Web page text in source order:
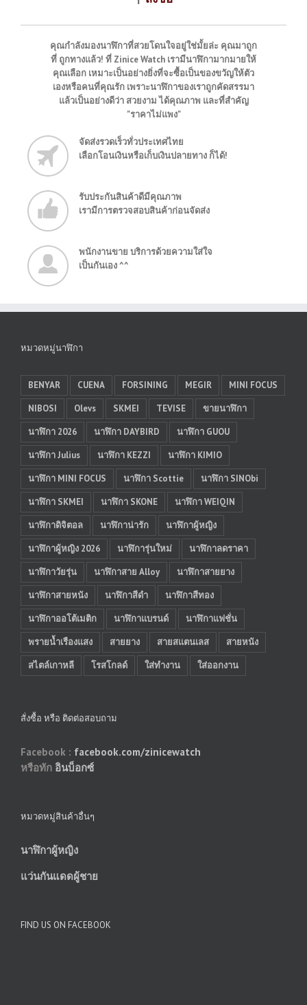
คุณกำลังมองนาฬิกาที่สวยโดนใจอยู่ใช่มั้ยล่ะ คุณมาถูก
ที่ ถูกทางแล้ว! ที่ Zinice Watch เรามีนาฬิกามากมายให้
คุณเลือก เหมาะเป็นอย่างยิ่งที่จะซื้อเป็นของขวัญให้ตัว
เองหรือคนที่คุณรัก เพราะนาฬิกาของเราถูกคัดสรรมา
แล้วเป็นอย่างดีว่า สวยงาม ได้คุณภาพ และที่สำคัญ
"ราคาไม่แพง"
จัดส่งรวดเร็วทั่วประเทศไทย
เลือกโอนเงินหรือเก็บเงินปลายทาง ก็ได้!
รับประกันสินค้าดีมีคุณภาพ
เรามีการตรวจสอบสินค้าก่อนจัดส่ง
พนักงานขาย บริการด้วยความใส่ใจ
เป็นกันเอง ^^
หมวดหมู่นาฬิกา
BENYAR CUENA FORSINING MEGIR
MINI FOCUS
NIBOSI
Olevs SKMEI TEVISE
ขายนาฬิกา
นาฬิกา 2026
นาฬิกา DAYBIRD
นาฬิกา GUOU
นาฬิกา Julius
นาฬิกา KEZZI
นาฬิกา KIMIO
นาฬิกา MINI FOCUS
นาฬิกา Scottie
นาฬิกา SINObi
นาฬิกา SKMEI
นาฬิกา SKONE
นาฬิกา WEIQIN
นาฬิกาดิจิตอล
นาฬิกาน่ารัก
นาฬิกาผู้หญิง
นาฬิกาผู้หญิง 2026
นาฬิการุ่นใหม่
นาฬิกาลดราคา
นาฬิกาวัยรุ่น
นาฬิกาสาย Alloy
นาฬิกาสายยาง
นาฬิกาสายหนัง
นาฬิกาสีดำ
นาฬิกาสีทอง
นาฬิกาออโต้เมติก
นาฬิกาแบรนด์
นาฬิกาแฟชั่น
พรายน้ำเรืองแสง
สายยาง สายสแตนเลส
สายหนัง
สไตล์เกาหลี
โรสโกลด์ ใส่ทำงาน ใส่ออกงาน
สั่งซื้อ หรือ ติดต่อสอบถาม
Facebook : facebook.com/zinicewatch
หรือทัก อินบ็อกซ์
หมวดหมู่สินค้าอื่นๆ
นาฬิกาผู้หญิง
แว่นกันแดดผู้ชาย
FIND US ON FACEBOOK